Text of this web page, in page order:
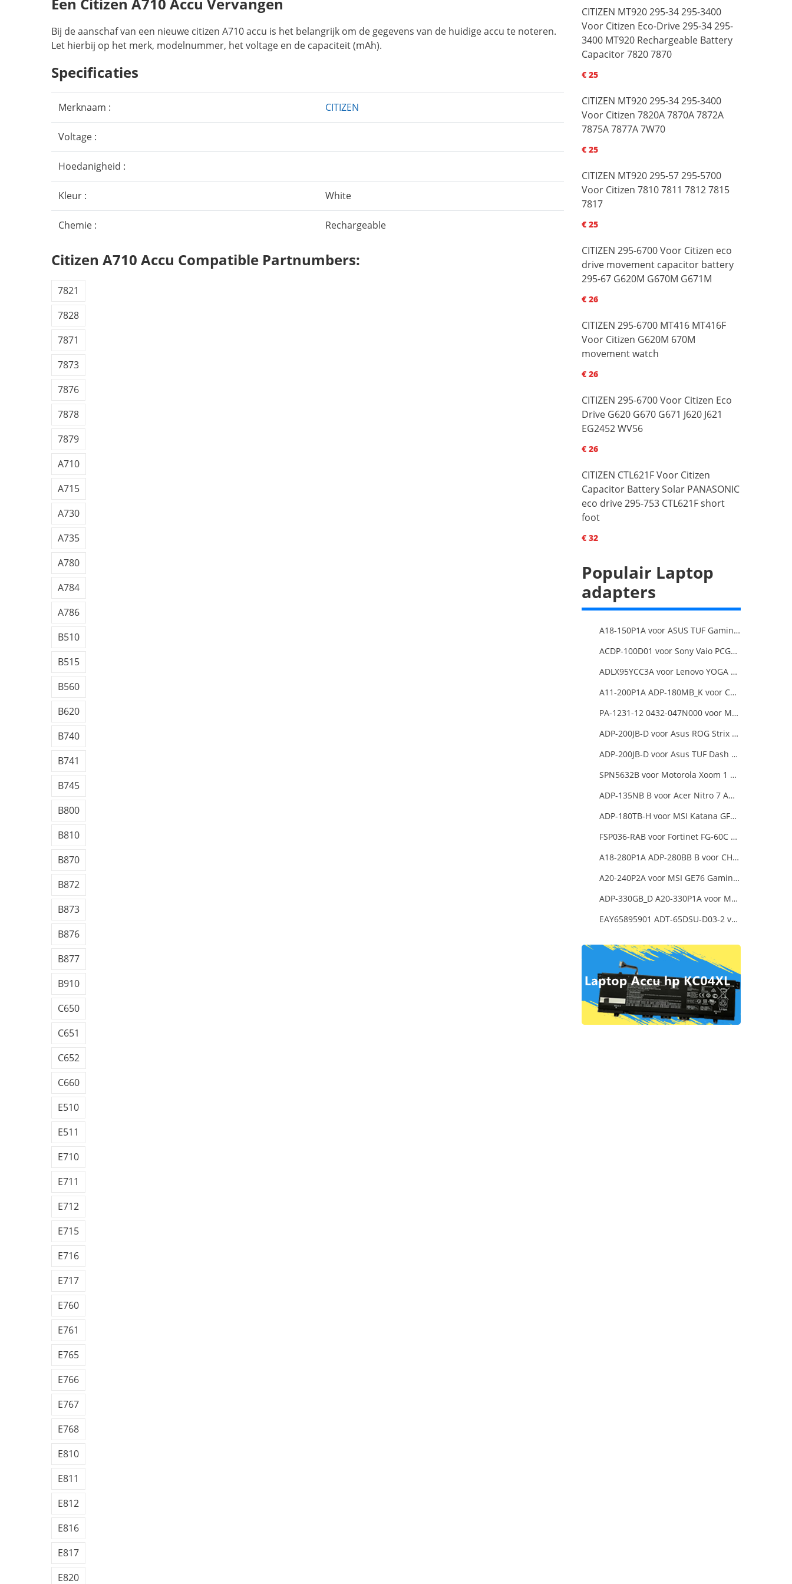
Een Citizen A710 Accu Vervangen
Bij de aanschaf van een nieuwe citizen A710 accu is het belangrijk om de gegevens van de huidige accu te noteren.
Let hierbij op het merk, modelnummer, het voltage en de capaciteit (mAh).
Specificaties
Merknaam : CITIZEN
Voltage :
Hoedanigheid :
Kleur : White
Chemie : Rechargeable
Citizen A710 Accu Compatible Partnumbers:
7821
7828
7871
7873
7876
7878
7879
A710
A715
A730
A735
A780
A784
A786
B510
B515
B560
B620
B740
B741
B745
B800
B810
B870
B872
B873
B876
B877
B910
C650
C651
C652
C660
E510
E511
E710
E711
E712
E715
E716
E717
E760
E761
E765
E766
E767
E768
E810
E811
E812
E816
E817
E820
CITIZEN MT920 295-34 295-3400
Voor Citizen Eco-Drive 295-34 295-
3400 MT920 Rechargeable Battery
Capacitor 7820 7870
€ 25
CITIZEN MT920 295-34 295-3400
Voor Citizen 7820A 7870A 7872A
7875A 7877A 7W70
€ 25
CITIZEN MT920 295-57 295-5700
Voor Citizen 7810 7811 7812 7815
7817
€ 25
CITIZEN 295-6700 Voor Citizen eco
drive movement capacitor battery
295-67 G620M G670M G671M
€ 26
CITIZEN 295-6700 MT416 MT416F
Voor Citizen G620M 670M
movement watch
€ 26
CITIZEN 295-6700 Voor Citizen Eco
Drive G620 G670 G671 J620 J621
EG2452 WV56
€ 26
CITIZEN CTL621F Voor Citizen
Capacitor Battery Solar PANASONIC
eco drive 295-753 CTL621F short
foot
€ 32
Populair Laptop
adapters
A18-150P1A voor ASUS TUF Gaming FX505DT-EB73
ACDP-100D01 voor Sony Vaio PCGA AC19V4 ACDP-100D01
ADLX95YCC3A voor Lenovo YOGA 6 Pro-13IKB YOGA 920
A11-200P1A ADP-180MB_K voor Chicony MSI GE63 Raider RGB 8RE-012US
PA-1231-12 0432-047N000 voor MSI 1762 GT70 16F3 16F4
ADP-200JB-D voor Asus ROG Strix G17 G713IE G713IE-HX002W
ADP-200JB-D voor Asus TUF Dash F15 FX516PR ADP-200JB
SPN5632B voor Motorola Xoom 1 Tablet
ADP-135NB B voor Acer Nitro 7 AN715-51-73AJ A715-74G-52B0 Notebook
ADP-180TB-H voor MSI Katana GF66 11UE-088NEU
FSP036-RAB voor Fortinet FG-60C FG-60D FG-60E
A18-280P1A ADP-280BB B voor CHICONY MSIGE66 X170SMG, MSI GE66 GE76
A20-240P2A voor MSI GE76 Gaming Laptop
ADP-330GB_D A20-330P1A voor MSI GE68 Raider Power Supply
EAY65895901 ADT-65DSU-D03-2 voor LG gram 15Z90P-K.ARB6U1 16T90P, LG gram 15Z90Q 16Z90Q 17Z90Q16Z95PD Series